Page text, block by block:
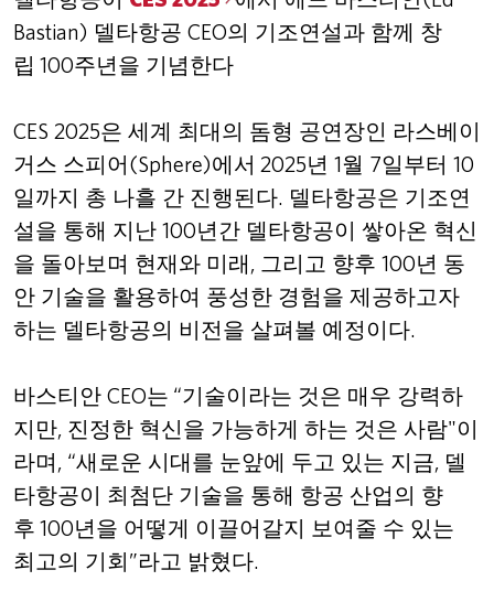
Bastian) 델타항공 CEO의 기조연설과 함께 창
립 100주년을 기념한다
CES 2025은 세계 최대의 돔형 공연장인 라스베이
거스 스피어(Sphere)에서 2025년 1월 7일부터 10
일까지 총 나흘 간 진행된다. 델타항공은 기조연
설을 통해 지난 100년간 델타항공이 쌓아온 혁신
을 돌아보며 현재와 미래, 그리고 향후 100년 동
안 기술을 활용하여 풍성한 경험을 제공하고자
하는 델타항공의 비전을 살펴볼 예정이다.
바스티안 CEO는 “기술이라는 것은 매우 강력하
지만, 진정한 혁신을 가능하게 하는 것은 사람"이
라며, “새로운 시대를 눈앞에 두고 있는 지금, 델
타항공이 최첨단 기술을 통해 항공 산업의 향
후 100년을 어떻게 이끌어갈지 보여줄 수 있는
최고의 기회”라고 밝혔다.